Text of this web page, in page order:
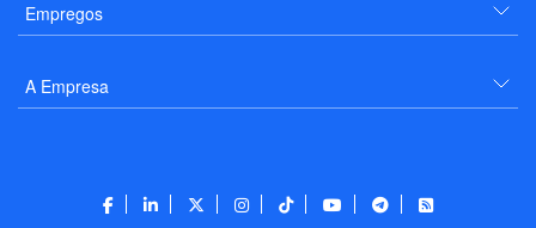
Empregos
A Empresa